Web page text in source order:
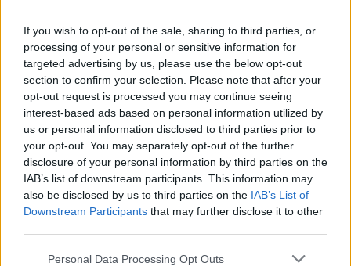
If you wish to opt-out of the sale, sharing to third parties, or
processing of your personal or sensitive information for
targeted advertising by us, please use the below opt-out
section to confirm your selection. Please note that after your
opt-out request is processed you may continue seeing
interest-based ads based on personal information utilized by
us or personal information disclosed to third parties prior to
your opt-out. You may separately opt-out of the further
disclosure of your personal information by third parties on the
IAB’s list of downstream participants. This information may
also be disclosed by us to third parties on the IAB’s List of
Downstream Participants that may further disclose it to other
Personal Data Processing Opt Outs
πεζοπόρων της 4ης και 20ης ΕΜΟΔΕ,
15 οχήματα, 2 Ε/Π και 2 Α/Φ.
Συνδρομή από μηχανήματα έργου και
υδροφόρες ΟΤΑ.
— Πυροσβεστικό Σώμα
(@pyrosvestiki)May 19, 2025
δύο ελικόπτερα. Παράλληλα, ενισχύθηκαν οι